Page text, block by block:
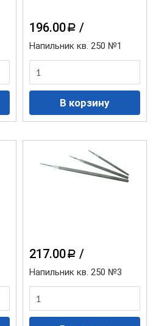
196.00 a /
Напильник кв. 250 №1
217.00 a /
Напильник кв. 250 №3